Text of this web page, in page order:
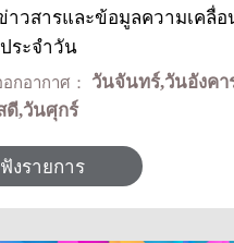
าวสารและข้อมูลความเคลื่อ
ระจำวัน
อกอากาศ： วันจันทร์,วันอังคา
ดี,วันศุกร์
ฟังรายการ